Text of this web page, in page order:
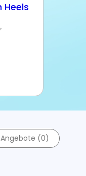
Heels
Angebote (0)